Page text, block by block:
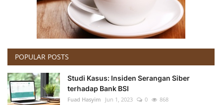
POPULAR POSTS
Studi Kasus: Insiden Serangan Siber
terhadap Bank BSI
Fuad Hasyim Jun 1, 2023 0 868